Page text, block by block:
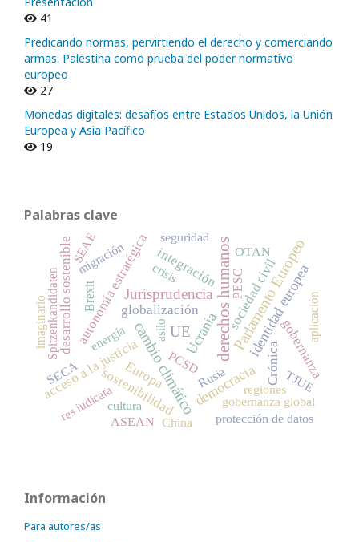
41
Predicando normas, pervirtiendo el derecho y comerciando
armas: Palestina como prueba del poder normativo
europeo
27
Monedas digitales: desafíos entre Estados Unidos, la Unión
Europea y Asia Pacífico
19
Palabras clave
derechos humanosParlamento Europeo
UE
cambio climático
Jurisprudencia
democracia
identidad europea
Ucrania
autonomía estratégica
Europa Crónica
integración
gobernanza
acceso a la justicia
globalización sociedad civil
desarrollo sostenible
sostenibilidad
migración crisis
PCSD
regiones
Rusia
Brexit
Spitzenkandidaten
gobernanza global
protección de datos
cultura
PESC
imaginario
seguridad
energía
res iudicata China
TJUE
OTAN
SEAE
aplicación
SECA
asilo
ASEAN
Información
Para autores/as